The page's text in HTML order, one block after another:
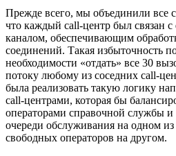
Прежде всего, мы объединили все
что каждый call-центр был связан
каналом, обеспечивающим
соединений. Такая избыточность
необходимости «отдать» все 30
потоку любому из соседних call-
была реализовать такую логику
call-центрами, которая бы
операторами справочной службы
очереди обслуживания на одном
свободных операторов на другом.